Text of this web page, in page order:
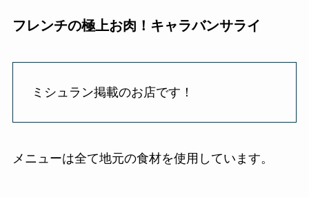
フレンチの極上お肉！キャラバンサライ
ミシュラン掲載のお店です！
メニューは全て地元の食材を使用しています。